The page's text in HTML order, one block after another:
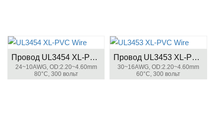
Провод UL3454 XL-PVC
24~10AWG, OD:2.20~4.60mm
80°C, 300 вольт
Провод UL3453 XL-PVC
30~16AWG, OD:2.20~4.60mm
60°C, 300 вольт